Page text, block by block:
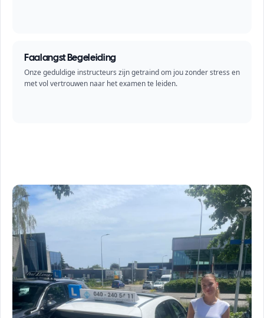
Faalangst Begeleiding
Onze geduldige instructeurs zijn getraind om jou zonder stress en
met vol vertrouwen naar het examen te leiden.